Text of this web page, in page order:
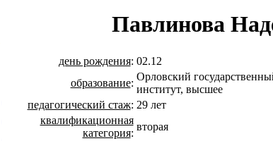
Павлинова
день рождения: 02.12
образование:
Орловский
институт, высшее
педагогический стаж: 29 лет
квалификационная
категория:
вторая